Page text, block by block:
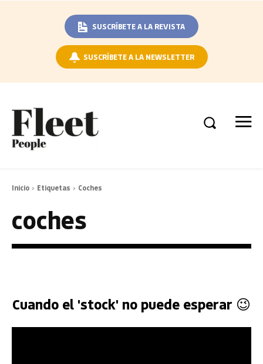
SUSCRÍBETE A LA REVISTA
SUSCRÍBETE A LA NEWSLETTER
Inicio Etiquetas Coches
coches
Cuando el 'stock' no puede esperar 😉